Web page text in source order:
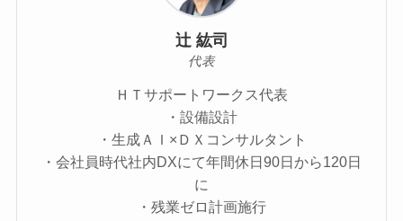
辻 紘司
代表
ＨＴサポートワークス代表
・設備設計
・生成ＡＩ×ＤＸコンサルタント
・会社員時代社内DXにて年間休日90日から120日
に
・残業ゼロ計画施行